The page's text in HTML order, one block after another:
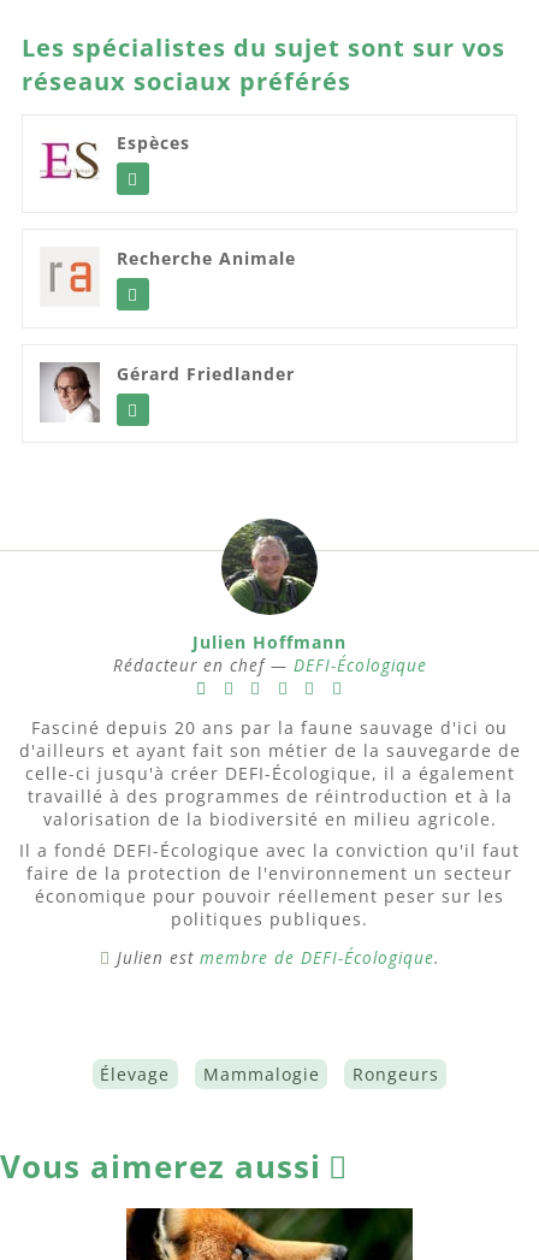
Les spécialistes du sujet sont sur vos
réseaux sociaux préférés
Espèces
Recherche Animale
Gérard Friedlander
Julien Hoffmann
Rédacteur en chef — DEFI-Écologique
Fasciné depuis 20 ans par la faune sauvage d'ici ou
d'ailleurs et ayant fait son métier de la sauvegarde de
celle-ci jusqu'à créer DEFI-Écologique, il a également
travaillé à des programmes de réintroduction et à la
valorisation de la biodiversité en milieu agricole.
Il a fondé DEFI-Écologique avec la conviction qu'il faut
faire de la protection de l'environnement un secteur
économique pour pouvoir réellement peser sur les
politiques publiques.
Julien est membre de DEFI-Écologique.
Élevage Mammalogie Rongeurs
Vous aimerez aussi